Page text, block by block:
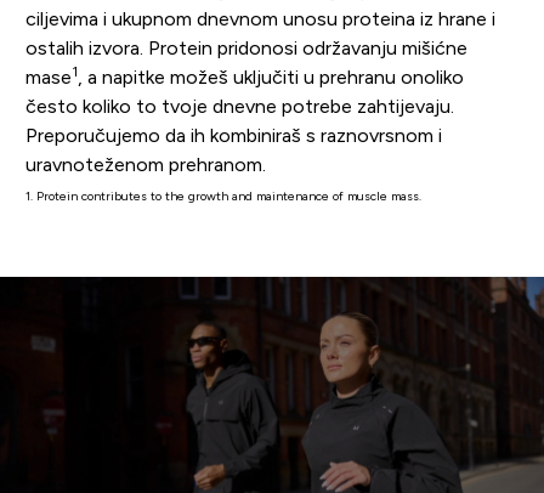
ciljevima i ukupnom dnevnom unosu proteina iz hrane i
ostalih izvora. Protein pridonosi održavanju mišićne
mase1
, a napitke možeš uključiti u prehranu onoliko
često koliko to tvoje dnevne potrebe zahtijevaju.
Preporučujemo da ih kombiniraš s raznovrsnom i
uravnoteženom prehranom.
1. Protein contributes to the growth and maintenance of muscle mass.